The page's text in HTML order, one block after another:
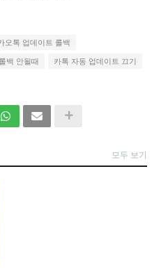
오톡 업데이트 롤백
백 안될때
카톡 자동 업데이트 끄기
모두 보기